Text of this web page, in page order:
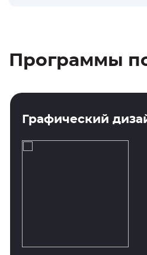
Программы
Графический